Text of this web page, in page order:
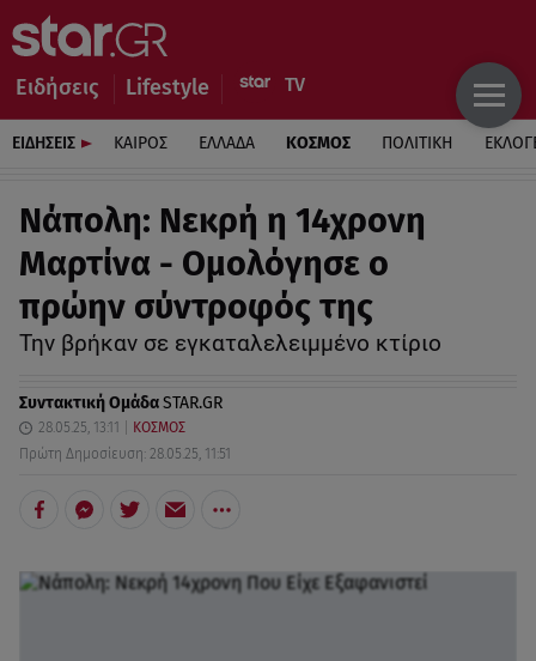
Ειδήσεις Lifestyle
ΕΙΔΗΣΕΙΣ ΚΑΙΡΟΣ ΕΛΛΑΔΑ ΚΟΣΜΟΣ ΠΟΛΙΤΙΚΗ
Νάπολη: Νεκρή η 14χρονη
Μαρτίνα - Ομολόγησε ο
πρώην σύντροφός της
Την βρήκαν σε εγκαταλελειμμένο κτίριο
Συντακτική ΟμάδαSTAR.GR
28.05.25, 13:11
ΚΟΣΜΟΣ
Πρώτη Δημοσίευση: 28.05.25, 11:51